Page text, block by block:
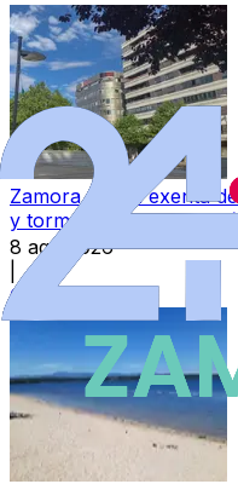
Zamora queda exenta
y tormentas para este
8 ago 2026
Categoría:Local